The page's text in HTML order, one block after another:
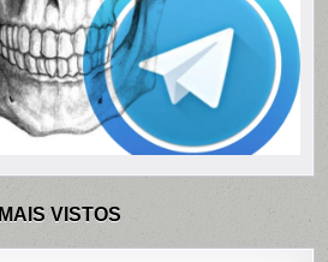
MAIS VISTOS